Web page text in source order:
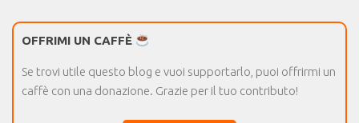
OFFRIMI UN CAFFÈ
Se trovi utile questo blog e vuoi supportarlo, puoi offrirmi un
caffè con una donazione. Grazie per il tuo contributo!